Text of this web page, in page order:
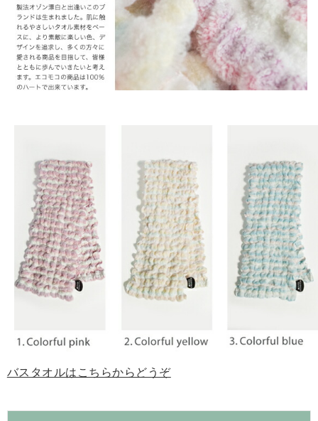
バスタオルはこちらからどうぞ